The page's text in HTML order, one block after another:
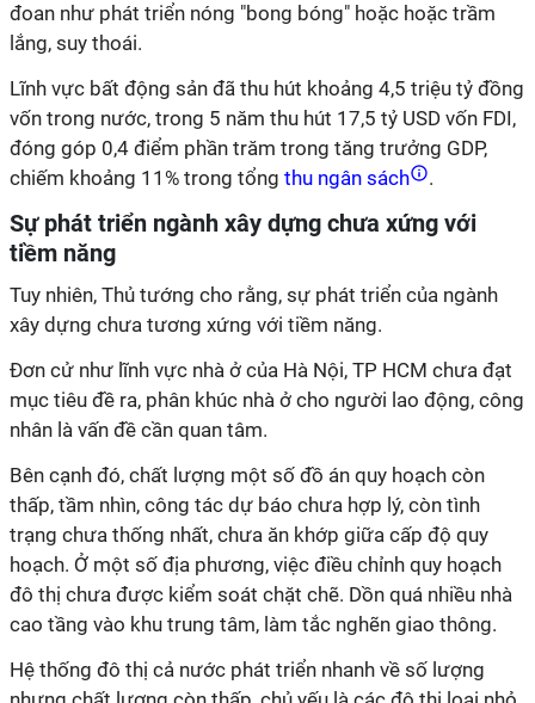
đoan như phát triển nóng "bong bóng" hoặc hoặc trầm
lắng, suy thoái.
Lĩnh vực bất động sản đã thu hút khoảng 4,5 triệu tỷ đồng
vốn trong nước, trong 5 năm thu hút 17,5 tỷ USD vốn FDI,
đóng góp 0,4 điểm phần trăm trong tăng trưởng GDP,
chiếm khoảng 11% trong tổng thu ngân sách .
Sự phát triển ngành xây dựng chưa xứng với
tiềm năng
Tuy nhiên, Thủ tướng cho rằng, sự phát triển của ngành
xây dựng chưa tương xứng với tiềm năng.
Đơn cử như lĩnh vực nhà ở của Hà Nội, TP HCM chưa đạt
mục tiêu đề ra, phân khúc nhà ở cho người lao động, công
nhân là vấn đề cần quan tâm.
Bên cạnh đó, chất lượng một số đồ án quy hoạch còn
thấp, tầm nhìn, công tác dự báo chưa hợp lý, còn tình
trạng chưa thống nhất, chưa ăn khớp giữa cấp độ quy
hoạch. Ở một số địa phương, việc điều chỉnh quy hoạch
đô thị chưa được kiểm soát chặt chẽ. Dồn quá nhiều nhà
cao tầng vào khu trung tâm, làm tắc nghẽn giao thông.
Hệ thống đô thị cả nước phát triển nhanh về số lượng